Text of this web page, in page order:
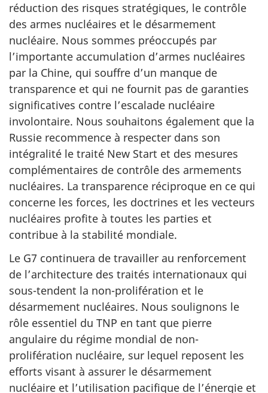
réduction des risques stratégiques, le contrôle
des armes nucléaires et le désarmement
nucléaire. Nous sommes préoccupés par
l’importante accumulation d’armes nucléaires
par la Chine, qui souffre d’un manque de
transparence et qui ne fournit pas de garanties
significatives contre l’escalade nucléaire
involontaire. Nous souhaitons également que la
Russie recommence à respecter dans son
intégralité le traité New Start et des mesures
complémentaires de contrôle des armements
nucléaires. La transparence réciproque en ce qui
concerne les forces, les doctrines et les vecteurs
nucléaires profite à toutes les parties et
contribue à la stabilité mondiale.
Le G7 continuera de travailler au renforcement
de l’architecture des traités internationaux qui
sous-tendent la non-prolifération et le
désarmement nucléaires. Nous soulignons le
rôle essentiel du TNP en tant que pierre
angulaire du régime mondial de non-
prolifération nucléaire, sur lequel reposent les
efforts visant à assurer le désarmement
nucléaire et l’utilisation pacifique de l’énergie et